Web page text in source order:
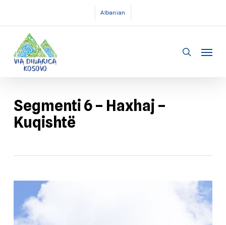
content
Albanian
search
Segmenti 6 – Haxhaj –
Kuqishtë